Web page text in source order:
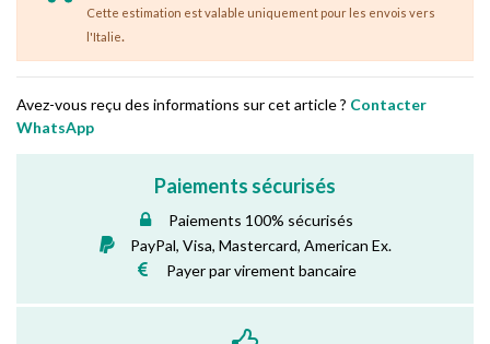
Cette estimation est valable uniquement pour les envois vers
l'Italie.
Avez-vous reçu des informations sur cet article ? Contacter
WhatsApp
Paiements sécurisés
Paiements 100% sécurisés
PayPal, Visa, Mastercard, American Ex.
Payer par virement bancaire